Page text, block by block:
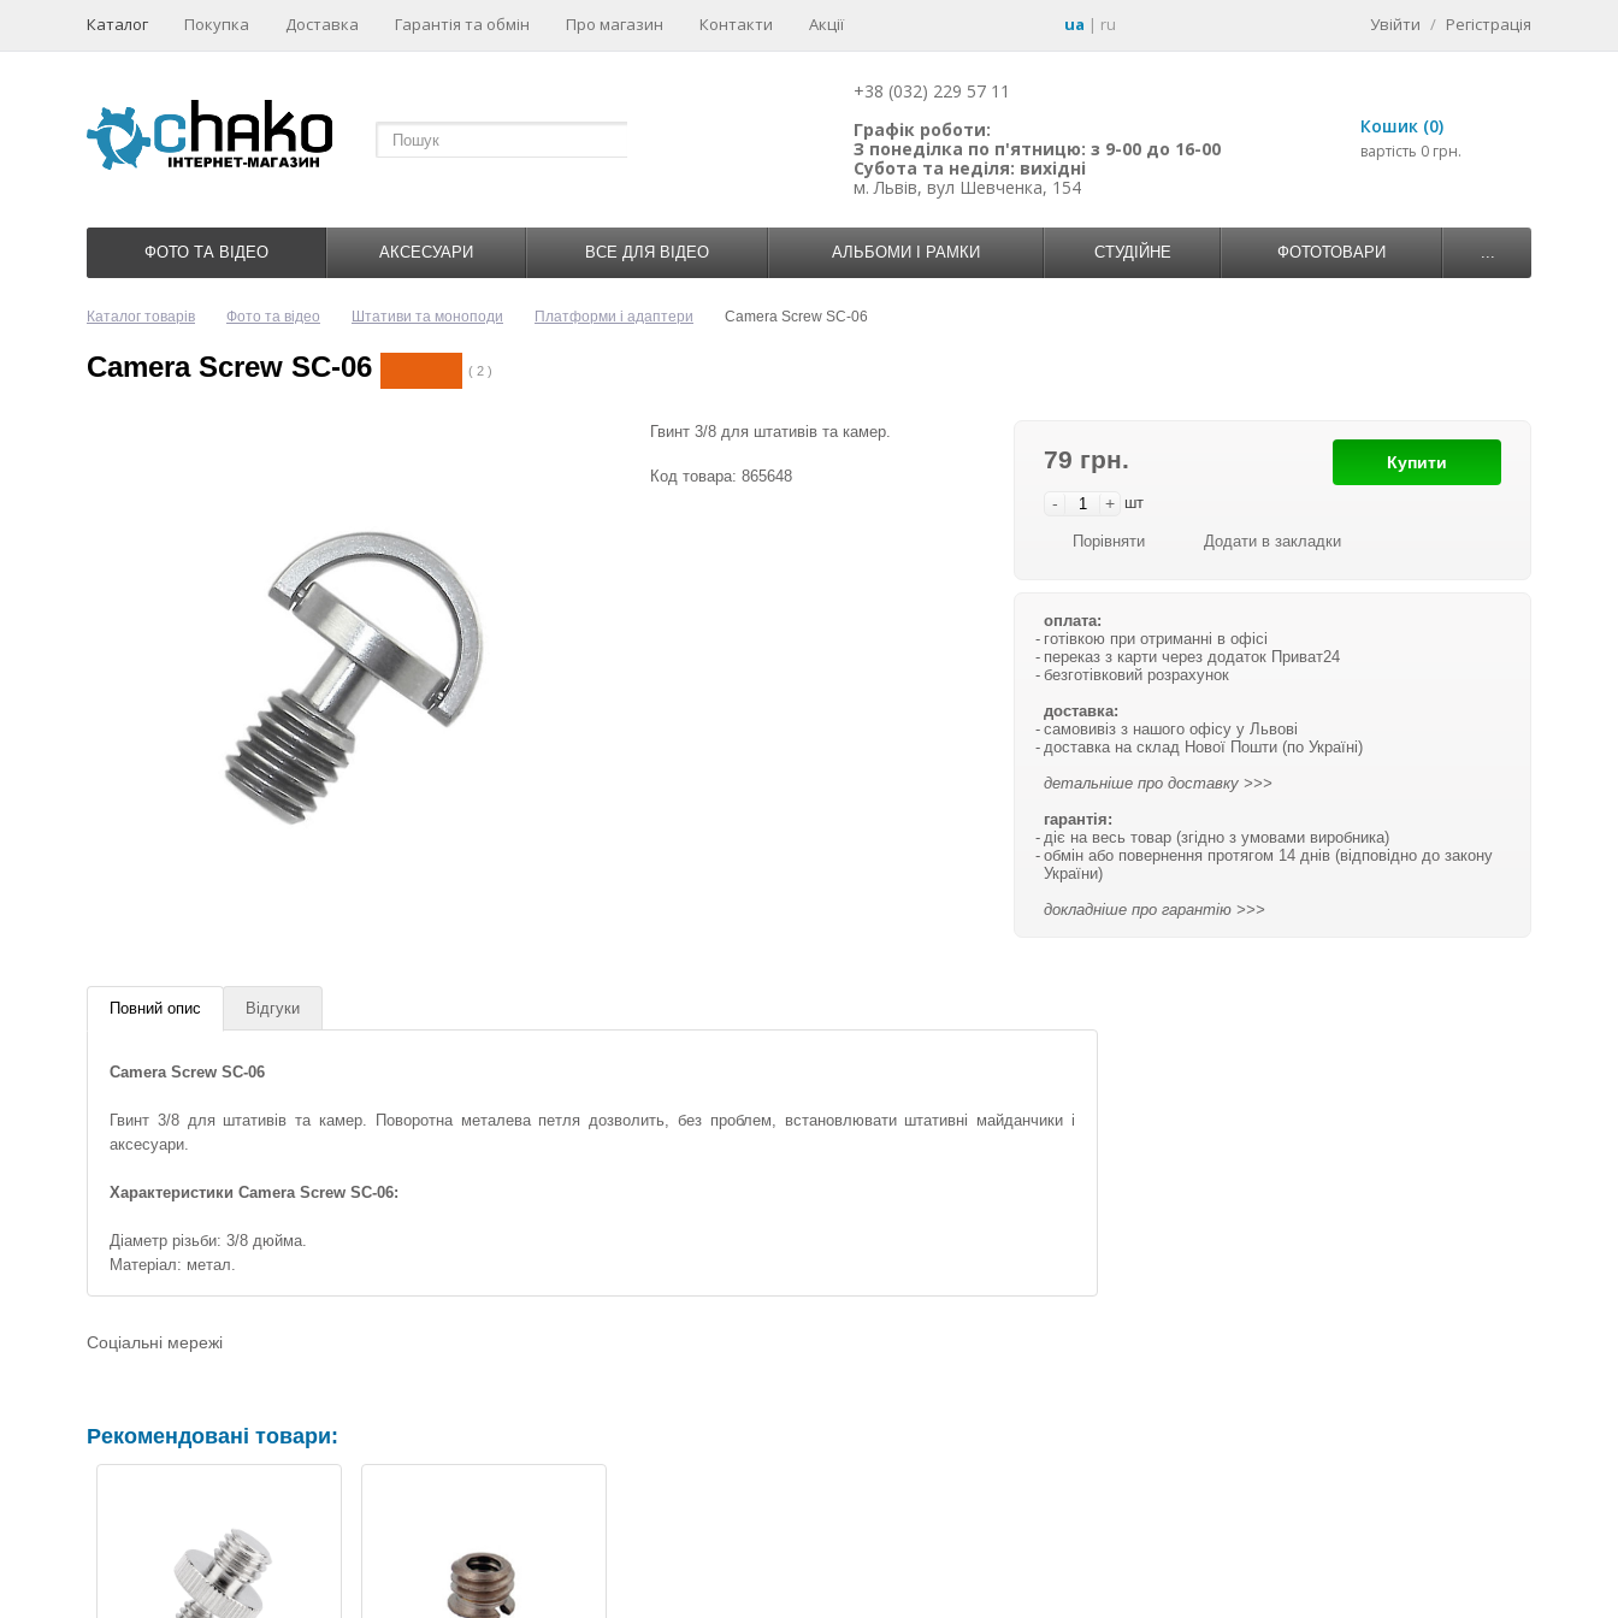
Каталог Покупка Доставка Гарантія та обмін Про магазин Контакти Акції ua | ru Увійти / Регістрація
+38 (032) 229 57 11
Графік роботи:
З понеділка по п'ятницю: з 9-00 до 16-00
Субота та неділя: вихідні
м. Львів, вул Шевченка, 154
Кошик (0)
вартість 0 грн.
ФОТО ТА ВІДЕО АКСЕСУАРИ ВСЕ ДЛЯ ВІДЕО АЛЬБОМИ І РАМКИ СТУДІЙНЕ ФОТОТОВАРИ ...
Каталог товарів Фото та відео Штативи та моноподи Платформи і адаптери Camera Screw SC-06
Camera Screw SC-06 ( 2 )
79 грн.
- + шт
Купити
Порівняти Додати в закладки
оплата:
готівкою при отриманні в офісі
переказ з карти через додаток Приват24
безготівковий розрахунок
доставка:
самовивіз з нашого офісу у Львові
доставка на склад Нової Пошти (по Україні)
детальніше про доставку >>>
гарантія:
діє на весь товар (згідно з умовами виробника)
обмін або повернення протягом 14 днів (відповідно до закону
України)
докладніше про гарантію >>>
Гвинт 3/8 для штативів та камер.
Код товара: 865648
Повний опис Відгуки
Camera Screw SC-06
Гвинт 3/8 для штативів та камер. Поворотна металева петля дозволить, без проблем, встановлювати штативні майданчики і
аксесуари.
Характеристики Camera Screw SC-06:
Діаметр різьби: 3/8 дюйма.
Матеріал: метал.
Соціальні мережі
Рекомендовані товари: